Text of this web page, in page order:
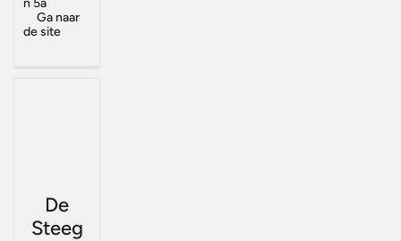
n 5a
Ga naar
de site
De
Steeg